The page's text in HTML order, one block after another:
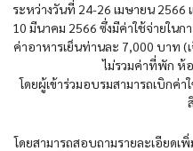
ระหว่างวันที่ 24-26 เมษายน 2566
10 มีนาคม 2566 ซึ่งมีค่าใช้จ่ายใน
ค่าอาหารเย็นท่านละ 7,000 บาท
ไม่รวมค่าที่พัก ห้
โดยผู้เข้าร่วมอบรมสามารถเบิกค่า
โดยสามารถสอบถามรายละเอียด